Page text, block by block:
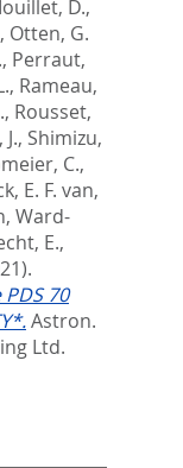
D.,
, Otten, G.
, Perraut,
, Rameau,
, Rousset,
, Shimizu,
C.,
E. F. van,
, Ward-
E.,
70
Astron.
Ltd.